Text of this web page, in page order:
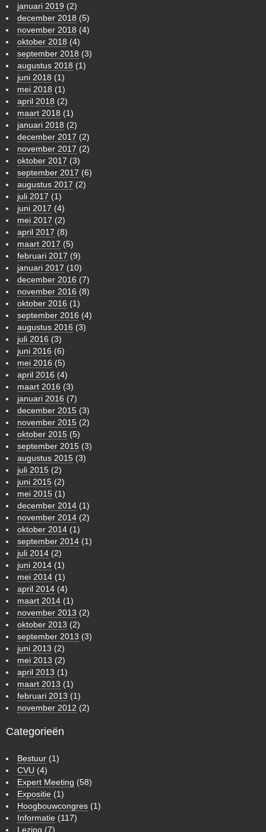
januari 2019 (2)
december 2018 (5)
november 2018 (4)
oktober 2018 (4)
september 2018 (3)
augustus 2018 (1)
juni 2018 (1)
mei 2018 (1)
april 2018 (2)
maart 2018 (1)
januari 2018 (2)
december 2017 (2)
november 2017 (2)
oktober 2017 (3)
september 2017 (6)
augustus 2017 (2)
juli 2017 (1)
juni 2017 (4)
mei 2017 (2)
april 2017 (8)
maart 2017 (5)
februari 2017 (9)
januari 2017 (10)
december 2016 (7)
november 2016 (8)
oktober 2016 (1)
september 2016 (4)
augustus 2016 (3)
juli 2016 (3)
juni 2016 (6)
mei 2016 (5)
april 2016 (4)
maart 2016 (3)
januari 2016 (7)
december 2015 (3)
november 2015 (2)
oktober 2015 (5)
september 2015 (3)
augustus 2015 (3)
juli 2015 (2)
juni 2015 (2)
mei 2015 (1)
december 2014 (1)
november 2014 (2)
oktober 2014 (1)
september 2014 (1)
juli 2014 (2)
juni 2014 (1)
mei 2014 (1)
april 2014 (4)
maart 2014 (1)
november 2013 (2)
oktober 2013 (2)
september 2013 (3)
juni 2013 (2)
mei 2013 (2)
april 2013 (1)
maart 2013 (1)
februari 2013 (1)
november 2012 (2)
Categorieën
Bestuur (1)
CVU (4)
Expert Meeting (58)
Expositie (1)
Hoogbouwcongres (1)
Informatie (117)
Lezing (7)